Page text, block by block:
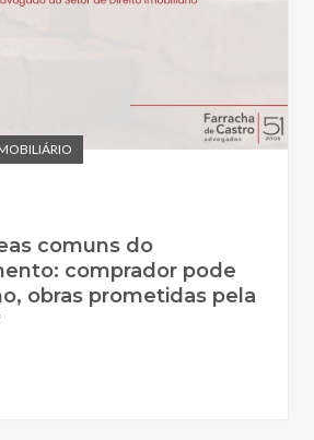
comuns do
comprador pode
obras prometidas pela